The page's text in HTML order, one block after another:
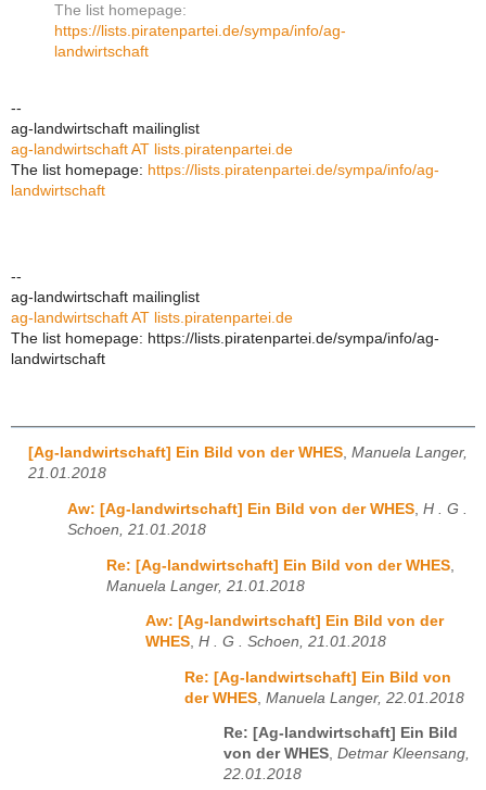
The list homepage:
https://lists.piratenpartei.de/sympa/info/ag-
landwirtschaft
--
ag-landwirtschaft mailinglist
ag-landwirtschaft AT lists.piratenpartei.de
The list homepage: https://lists.piratenpartei.de/sympa/info/ag-
landwirtschaft
--
ag-landwirtschaft mailinglist
ag-landwirtschaft AT lists.piratenpartei.de
The list homepage: https://lists.piratenpartei.de/sympa/info/ag-
landwirtschaft
[Ag-landwirtschaft] Ein Bild von der WHES, Manuela Langer,
21.01.2018
Aw: [Ag-landwirtschaft] Ein Bild von der WHES H . G .
Schoen, 21.01.2018
Re: [Ag-landwirtschaft] Ein Bild von der WHES
Manuela Langer, 21.01.2018
Aw: [Ag-landwirtschaft] Ein Bild von der
WHES, H . G . Schoen, 21.01.2018
Re: [Ag-landwirtschaft] Ein Bild von
der WHES Manuela Langer, 22.01.2018
Re: [Ag-landwirtschaft] Ein Bild
von der WHES, Detmar Kleensang,
22.01.2018